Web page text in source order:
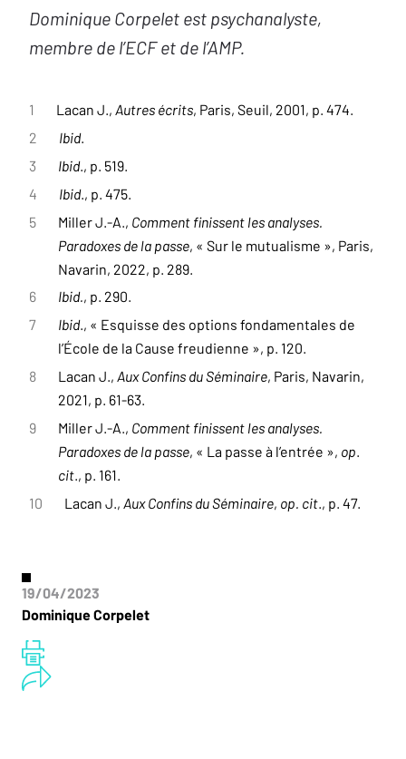
19/04/2023
Dominique Corpelet
Dominique Corpelet est psychanalyste,
membre de l’ECF et de l’AMP.
1 Lacan J., Autres écrits, Paris, Seuil, 2001, p. 474.
2
Ibid.
3
Ibid., p. 519.
4
Ibid., p. 475.
5
Miller J.-A., Comment finissent les analyses.
Paradoxes de la passe, « Sur le mutualisme », Paris,
Navarin, 2022, p. 289.
6
Ibid., p. 290.
7
Ibid., « Esquisse des options fondamentales de
l’École de la Cause freudienne », p. 120.
8
Lacan J., Aux Confins du Séminaire, Paris, Navarin,
2021, p. 61-63.
9
Miller J.-A., Comment finissent les analyses.
Paradoxes de la passe, « La passe à l’entrée », op.
cit., p. 161.
10
Lacan J., Aux Confins du Séminaire, op. cit ., p. 47.